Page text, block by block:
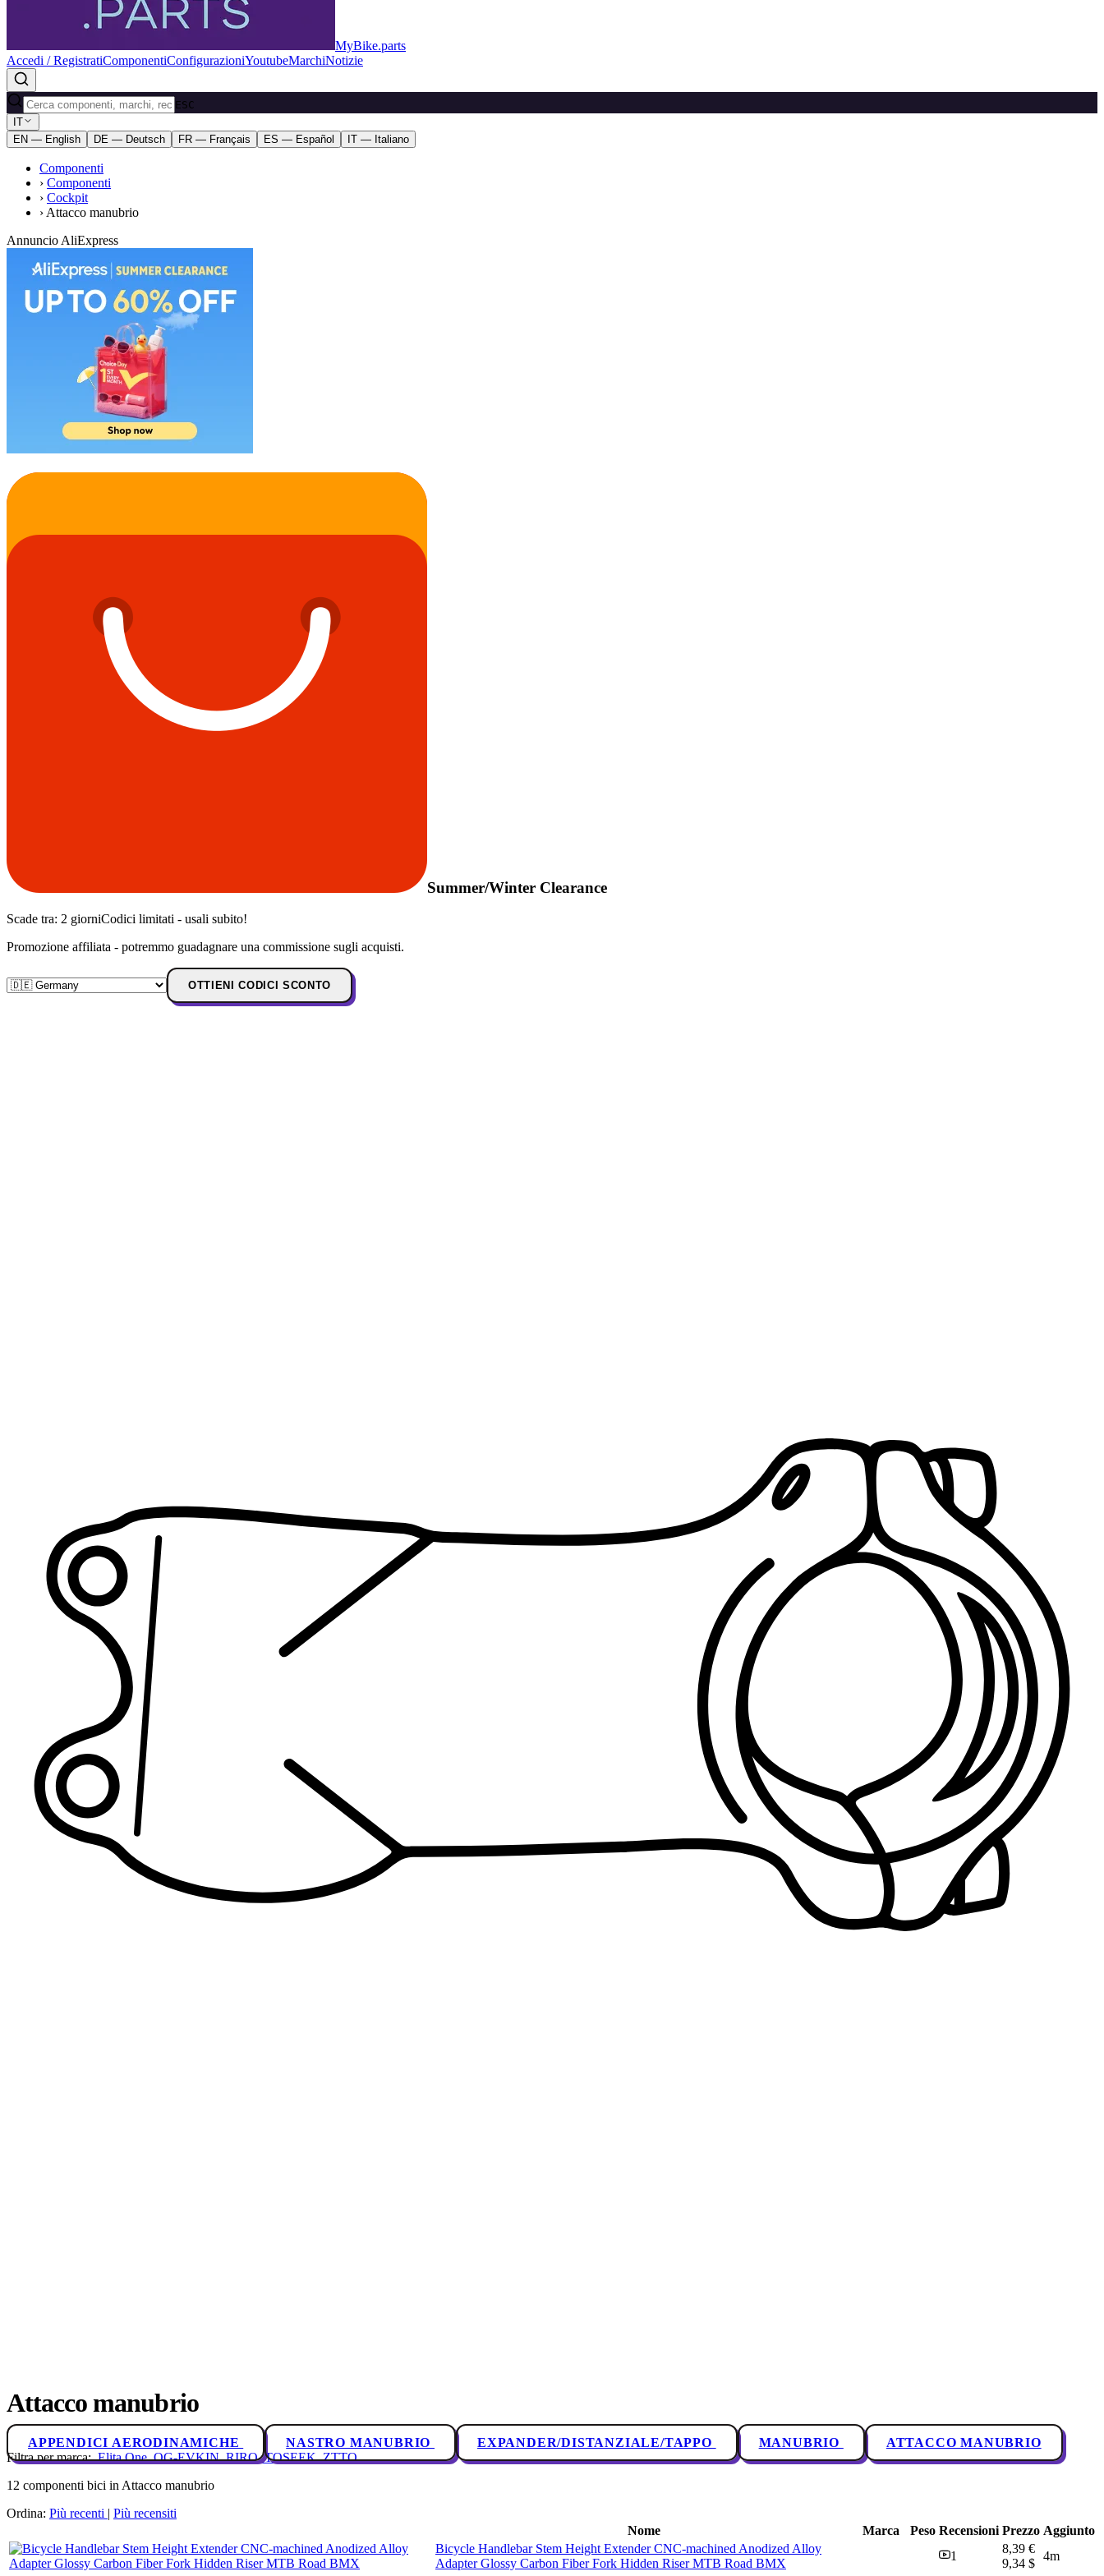
MyBike.parts
Accedi / RegistratiComponentiConfigurazioniYoutubeMarchiNotizie
ESC
IT
EN — English
DE — Deutsch FR — Français ES — Español IT — Italiano
Componenti
› Componenti
› Cockpit
› Attacco manubrio
Annuncio AliExpress
Summer/Winter Clearance
Scade tra: 2 giorniCodici limitati - usali subito!
Promozione affiliata - potremmo guadagnare una commissione sugli acquisti.
OTTIENI CODICI SCONTO
Attacco manubrio
APPENDICI AERODINAMICHE NASTRO MANUBRIO EXPANDER/DISTANZIALE/TAPPO MANUBRIO
ATTACCO MANUBRIO
Filtra per marca: Elita OneOG-EVKINRIROTOSEEKZTTO
12 componenti bici in Attacco manubrio
Ordina: Più recenti | Più recensiti
Nome
Marca Peso Recensioni Prezzo Aggiunto
Bicycle Handlebar Stem Height Extender CNC-machined Anodized Alloy
Adapter Glossy Carbon Fiber Fork Hidden Riser MTB Road BMX
1
8,39 €
9,34 $
4m